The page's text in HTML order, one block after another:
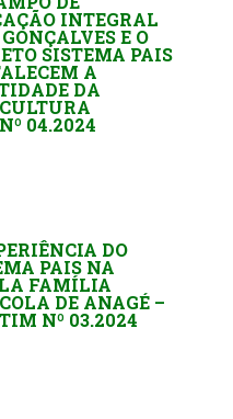
INTEGRAL
E O
SISTEMA PAIS
A
DA
04.2024
DO
PAIS NA
FAMÍLIA
DE ANAGÉ –
Nº 03.2024